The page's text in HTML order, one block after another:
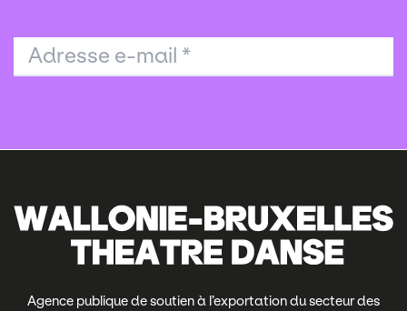
Adresse e-mail *
Agence publique de soutien à l’exportation du secteur des